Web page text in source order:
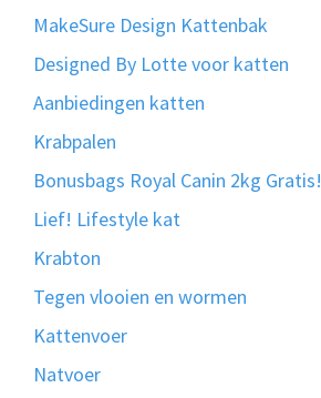
MakeSure Design Kattenbak
Designed By Lotte voor katten
Aanbiedingen katten
Krabpalen
Bonusbags Royal Canin 2kg Gratis!
Lief! Lifestyle kat
Krabton
Tegen vlooien en wormen
Kattenvoer
Natvoer